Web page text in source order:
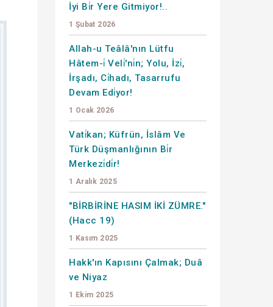
İyi Bi̇r Yere Gitmiyor!..
1 Şubat 2026
Allah-u Teâlâ'nın Lütfu
Hâtem-i̇ Veli̇'ni̇n; Yolu, İzi̇,
İrşadı, Ci̇hadı, Tasarrufu
Devam Edi̇yor!
1 Ocak 2026
Vati̇kan; Küfrün, İslâm Ve
Türk Düşmanlığının Bi̇r
Merkezi̇di̇r!
1 Aralık 2025
"BİRBİRİNE HASIM İKİ ZÜMRE."
(Hacc 19)
1 Kasım 2025
Hakk'ın Kapısını Çalmak; Duâ
ve Niyaz
1 Ekim 2025